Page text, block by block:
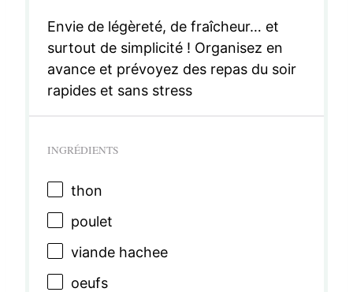
Envie de légèreté, de fraîcheur… et
surtout de simplicité ! Organisez en
avance et prévoyez des repas du soir
rapides et sans stress
INGRÉDIENTS
thon
poulet
viande hachee
oeufs